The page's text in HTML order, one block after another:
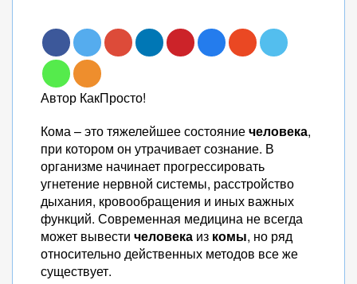
Автор КакПросто!
Кома – это тяжелейшее состояниечеловека,
при котором он утрачивает сознание. В
организме начинает прогрессировать
угнетение нервной системы, расстройство
дыхания, кровообращения и иных важных
функций. Современная медицина не всегда
может вывести человека из комы, но ряд
относительно действенных методов все же
существует.